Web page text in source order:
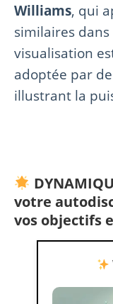
Williams, qui
similaires
visualisation
adoptée par
illustrant la
votre
vos objectifs